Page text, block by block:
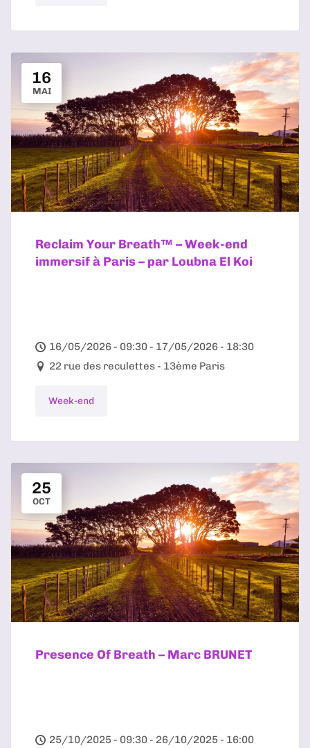
16
MAI
Reclaim Your Breath™ – Week-end
immersif à Paris – par Loubna El Koi
16/05/2026 - 09:30 - 17/05/2026 - 18:30
22 rue des reculettes - 13ème Paris
Week-end
25
OCT
Presence Of Breath – Marc BRUNET
25/10/2025 - 09:30 - 26/10/2025 - 16:00